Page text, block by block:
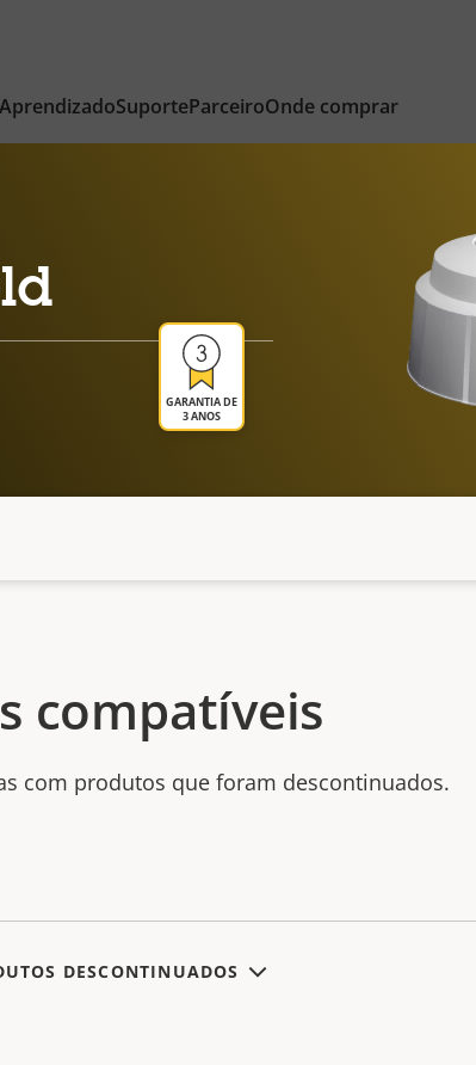
AprendizadoSuporteParceiroOnde comprar
GARANTIA DE
3 ANOS
compatíveis
com produtos que foram descontinuados.
DESCONTINUADOS